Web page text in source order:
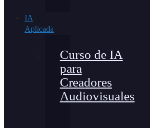
IA
Aplicada
Curso de IA
para
Creadores
Audiovisuales